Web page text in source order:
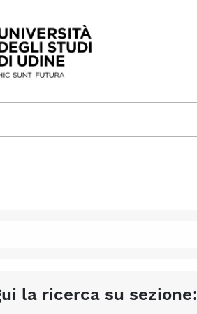
principale
la ricerca su sezione: